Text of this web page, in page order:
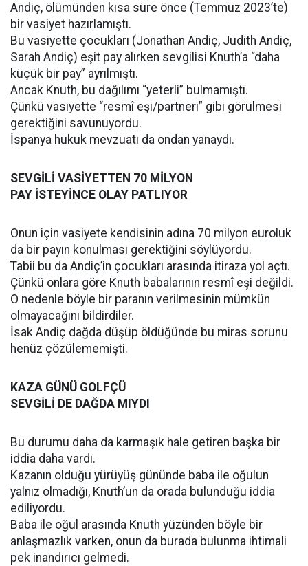
Andiç, ölümünden kısa süre önce (Temmuz 2023’te)
bir vasiyet hazırlamıştı.
Bu vasiyette çocukları (Jonathan Andiç, Judith Andiç,
Sarah Andiç) eşit pay alırken sevgilisi Knuth’a “daha
küçük bir pay” ayrılmıştı.
Ancak Knuth, bu dağılımı “yeterli” bulmamıştı.
Çünkü vasiyette “resmî eşi/partneri” gibi görülmesi
gerektiğini savunuyordu.
İspanya hukuk mevzuatı da ondan yanaydı.
SEVGİLİ VASİYETTEN 70 MİLYON
PAY İSTEYİNCE OLAY PATLIYOR
Onun için vasiyete kendisinin adına 70 milyon euroluk
da bir payın konulması gerektiğini söylüyordu.
Tabii bu da Andiç’in çocukları arasında itiraza yol açtı.
Çünkü onlara göre Knuth babalarının resmî eşi değildi.
O nedenle böyle bir paranın verilmesinin mümkün
olmayacağını bildirdiler.
İsak Andiç dağda düşüp öldüğünde bu miras sorunu
henüz çözülememişti.
KAZA GÜNÜ GOLFÇÜ
SEVGİLİ DE DAĞDA MIYDI
Bu durumu daha da karmaşık hale getiren başka bir
iddia daha vardı.
Kazanın olduğu yürüyüş gününde baba ile oğulun
yalnız olmadığı, Knuth’un da orada bulunduğu iddia
ediliyordu.
Baba ile oğul arasında Knuth yüzünden böyle bir
anlaşmazlık varken, onun da burada bulunma ihtimali
pek inandırıcı gelmedi.